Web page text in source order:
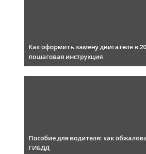
Как оформить замену двигателя в
пошаговая инструкция
Пособие для водителя: как
ГИБДД